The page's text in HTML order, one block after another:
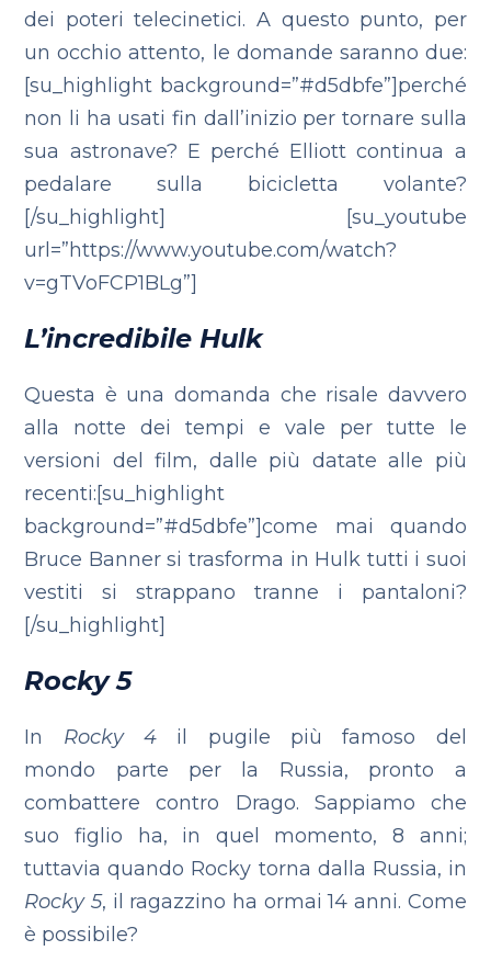
dei poteri telecinetici. A questo punto, per
un occhio attento, le domande saranno due:
[su_highlight background=”#d5dbfe”]perché
non li ha usati fin dall’inizio per tornare sulla
sua astronave? E perché Elliott continua a
pedalare sulla bicicletta volante?
[/su_highlight] [su_youtube
url=”https://www.youtube.com/watch?
v=gTVoFCP1BLg”]
L’incredibile Hulk
Questa è una domanda che risale davvero
alla notte dei tempi e vale per tutte le
versioni del film, dalle più datate alle più
recenti:[su_highlight
background=”#d5dbfe”]come mai quando
Bruce Banner si trasforma in Hulk tutti i suoi
vestiti si strappano tranne i pantaloni?
[/su_highlight]
Rocky 5
In Rocky 4 il pugile più famoso del
mondo parte per la Russia, pronto a
combattere contro Drago. Sappiamo che
suo figlio ha, in quel momento, 8 anni;
tuttavia quando Rocky torna dalla Russia, in
Rocky 5, il ragazzino ha ormai 14 anni. Come
è possibile?